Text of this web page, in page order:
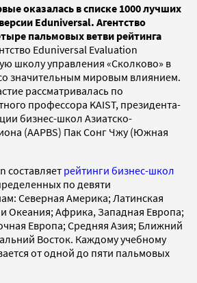
оказалась в списке 1000 лучших
Eduniversal. Агентство
пальмовых ветви рейтинга
Eduniversal Evaluation
школу управления «Сколково» в
значительным мировым влиянием.
рассматривалась по
профессора KAIST, президента-
бизнес-школ Азиатско-
(AAPBS) Пак Сонг Чжу (Южная
cоставляет рейтинги бизнес-школ
по девяти
Северная Америка; Латинская
Океания; Африка, Западная Европа;
Европа; Средняя Азия; Ближний
Восток. Каждому учебному
от одной до пяти пальмовых